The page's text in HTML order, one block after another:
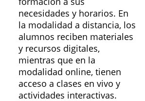
necesidades y horarios. En
la modalidad a distancia, los
alumnos reciben materiales
y recursos digitales,
mientras que en la
modalidad online, tienen
acceso a clases en vivo y
actividades interactivas.